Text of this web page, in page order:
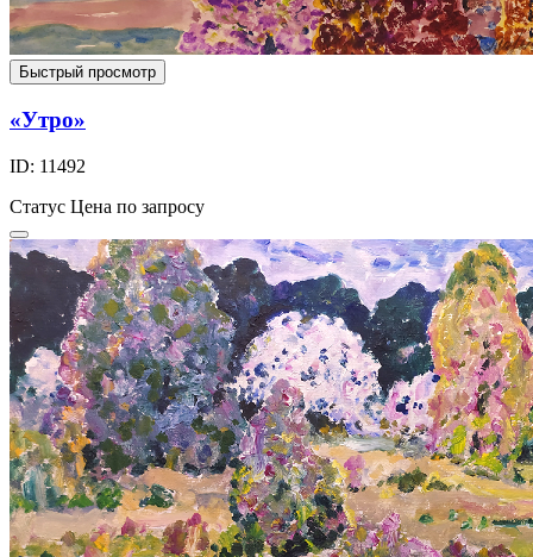
Быстрый просмотр
«Утро»
ID: 11492
Статус Цена по запросу